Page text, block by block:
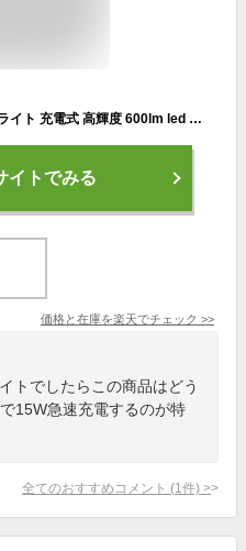
ポイント5倍! 【楽天1位】 cob led ライト 充電式 高輝度 600lm led 投光器 ライト 4段階調光対応 屋外 防水 小型 ミニライト ハンディライト 懐中電灯 カラビナ 栓抜き 防水防滴 三脚適用 軽量 強力磁石付き キーホルダー キャンプ 夜道 アウトドア 防災ライト 自転車
イトでみる
価格と在庫を楽天でチェック >>
トでしたらこの商品はどう
15W急速充電するのが特
全てのおすすめコメント (1 件) >